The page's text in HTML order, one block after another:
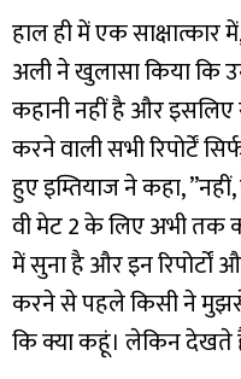
हाल ही में एक साक्षात्कार
अली ने खुलासा किया कि
कहानी नहीं है और
करने वाली सभी रिपोर्टें
हुए इम्तियाज ने कहा,
वी मेट 2 के लिए अभी तक
में सुना है और इन रिपोर्टों
करने से पहले किसी ने
कि क्या कहूं। लेकिन देखते